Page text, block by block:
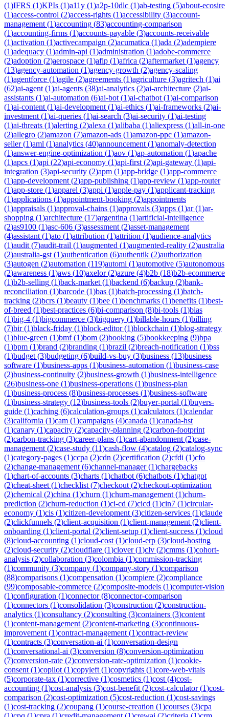
(1)IFRS (1)KPIs (1)a11y (1)a2p-10dlc (1)ab-testing (5)about-ecosire
(1)access-control (2)access-rights (1)accessibility (3)account-
management (1)accounting (83)accounting-comparison
(1)accounting-firms (1)accounts-payable (3)accounts-receivable
(1)activation (1)activecampaign (2)acumatica (1)ada (2)adempiere
(1)adequacy (1)admin-api (1)administration (1)adobe-commerce
(2)adoption (2)aerospace (1)afip (1)africa (2)aftermarket (1)agency
(13)agency-automation (1)agency-growth (2)agency-scaling
(1)agentforce (1)agile (2)agreements (1)agriculture (3)agritech (1)ai
(62)ai-agent (1)ai-agents (38)ai-analytics (2)ai-architecture (2)ai-
assistants (1)ai-automation (6)ai-bot (1)ai-chatbot (1)ai-comparison
(1)ai-content (1)ai-development (1)ai-ethics (1)ai-frameworks (2)ai-
investment (1)ai-queries (1)ai-search (3)ai-security (1)ai-testing
(1)ai-threats (1)alerting (2)alexa (1)alibaba (1)aliexpress (1)all-in-one
(2)allegro (2)amazon (7)amazon-ads (1)amazon-ppc (1)amazon-
seller(1)aml (1)analytics (40)announcement (1)anomaly-detection
(1)answer-engine-optimization (1)aov (1)ap-automation (1)apache
(1)apcs (1)api (22)api-economy (1)api-first (2)api-gateway (1)api-
integration (3)api-security (2)apm (1)app-bridge (1)app-commerce
(1)app-development (2)app-publishing (1)app-review (1)app-router
(1)app-store (1)apparel (3)appi (1)apple-pay (1)applicant-tracking
(1)applications (1)appointment-booking (2)appointments
(1)appraisals (1)approval-chains (1)approvals (3)apps (1)ar(1)ar-
shopping (1)architecture (17)argentina (1)artificial-intelligence
(2)as9100 (1)asc-606 (3)assessment (2)asset-management
(4)assistant (1)ato (1)attribution (1)attrition (1)audience-analytics
(1)audit (7)audit-trail (1)augmented (1)augmented-reality (2)australia
(2)australia-gst (1)authentication (6)authentik (2)authorization
(3)autogen (2)automation (119)automl (1)automotive (5)autonomous
(2)awareness (1)aws (10)axelor(2)azure (4)b2b (18)b2b-ecommerce
(1)b2b-selling (1)back-market (1)backend (6)backup (2)bank-
reconciliation (1)barcode (1)bas (1)batch-processing (1)batch-
tracking (2)bcrs (1)beauty (1)bee (1)benchmarks (1)benefits (1)best-
of-breed (1)best-practices (6)bi-comparison (8)bi-tools (1)bias
(1)big-4 (1)bigcommerce (3)bigquery (1)billable-hours (1)billing
(7)bir(1)black-friday (1)block-editor(1)blockchain (1)blog-strategy
(1)blue-green (1)bmf(1)bom (2)booking (5)bookkeeping (9)bpa
(1)bpm (1)brand (2)branding (1)brazil (2)breach-notification (1)bss
(1)budget (3)budgeting (6)build-vs-buy (3)business (13)business
software (1)business-apps (1)business-automation (1)business-case
(2)business-continuity (2)business-growth (1)business-intelligence
(26)business-one (1)business-operations (1)business-plan
(1)business-process (8)business-processes (1)business-software
(1)business-strategy (12)business-tools (2)buyer-portal (1)buyers-
guide (1)caching (6)calculation-groups (1)calculators (1)calendar
(3)california (1)cam (1)campaigns (4)canada (1)canada-hst
(1)canary (1)capacity (2)capacity-planning (2)carbon-footprint
(2)carbon-tracking (3)career-plans (1)cart-abandonment (2)case-
management (2)case-study (11)cash-flow (4)catalog (2)catalog-sync
(1)category-pages (1)ccpa (2)cdn (2)certification (2)cfdi (1)cfo
(2)change-management (6)channel-manager(1)chargebacks
(1)chart-of-accounts (3)charts (1)chatbot (6)chatbots (1)chatgpt
(2)cheat-sheet (1)checklist (7)checkout (2)checkout-optimization
(2)chemical (2)china (1)churn (1)churn-management (1)churn-
prediction (2)churn-reduction (1)ci-cd (7)cicd (1)cin7 (1)circular-
economy (1)cis (1)citizen-development (3)citizen-services (1)claude
(2)clickfunnels (2)client-acquisition (1)client-management (2)client-
onboarding (1)client-portal (2)client-setup (1)client-success (1)cloud
(8)cloud-accounting (1)cloud-cost (1)cloud-erp (3)cloud-hosting
(2)cloud-security (2)cloudflare (1)clover(1)clv (2)cmms (1)cohort-
analysis (2)collaboration (3)colombia (1)commission-tracking
(1)community (3)company (1)company-story (1)comparison
(88)comparisons (1)compensation (1)compiere (2)compliance
(99)composable-commerce (2)composite-models (1)computer-vision
(1)configuration (1)connector(8)connector-comparison
(1)connectors (1)consolidation (3)construction (2)construction-
analytics (1)consultancy (2)consulting (3)containers (3)content
(1)content-management (2)content-marketing (3)continuous-
improvement (1)contract-management (1)contract-review
(1)contracts (3)conversation-ai (1)conversation-design
(1)conversational-ai (3)conversion (8)conversion-optimization
(7)conversion-rate (2)conversion-rate-optimization (1)cookie-
consent (1)copilot (1)copyleft (1)copyrights (1)core-web-vitals
(5)corporate-tax (1)corrective (1)cosmetics (1)cost (4)cost-
accounting (1)cost-analysis (3)cost-benefit (2)cost-calculator(1)cost-
comparison (2)cost-optimization (5)cost-reduction (1)cost-savings
(1)cost-tracking (2)coupang (1)course-creation (1)courses (3)cpa